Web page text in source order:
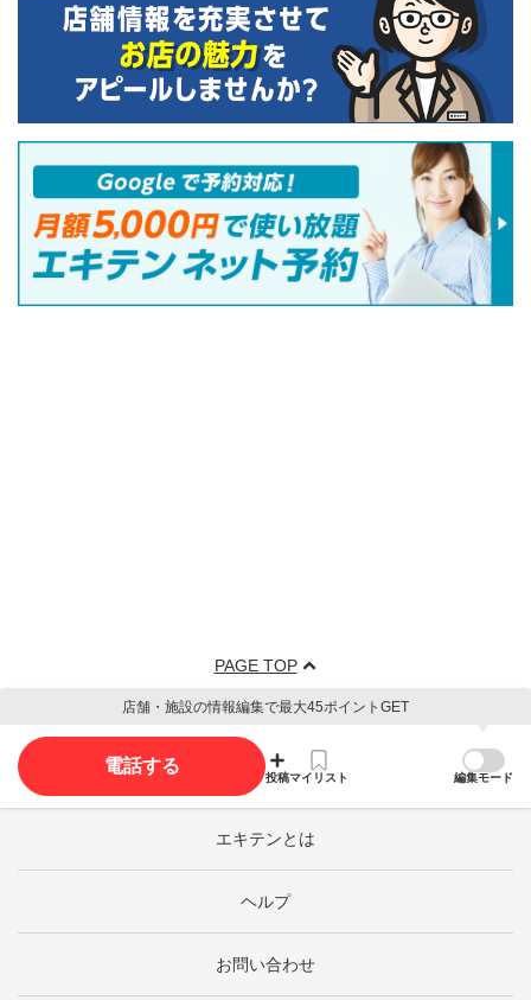
PAGE TOP
店舗・施設の情報編集で最大45ポイントGET
電話する
投稿マイリスト 編集モード
エキテンとは
ヘルプ
お問い合わせ